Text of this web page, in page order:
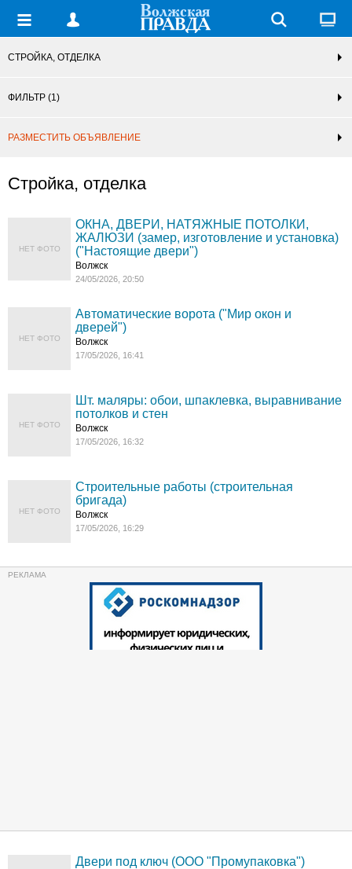
СТРОЙКА, ОТДЕЛКА
ФИЛЬТР (1)
РАЗМЕСТИТЬ ОБЪЯВЛЕНИЕ
Стройка, отделка
НЕТ ФОТО
ОКНА, ДВЕРИ, НАТЯЖНЫЕ ПОТОЛКИ,
ЖАЛЮЗИ (замер, изготовление и установка)
("Настоящие двери")
Волжск
24/05/2026, 20:50
НЕТ ФОТО
Автоматические ворота ("Мир окон и
дверей")
Волжск
17/05/2026, 16:41
НЕТ ФОТО
Шт. маляры: обои, шпаклевка, выравнивание
потолков и стен
Волжск
17/05/2026, 16:32
НЕТ ФОТО
Строительные работы (строительная
бригада)
Волжск
17/05/2026, 16:29
Двери под ключ (ООО "Промупаковка")